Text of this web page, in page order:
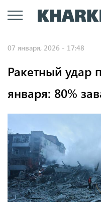
07 января, 2026 - 17:48
Ракетный удар
января: 80%